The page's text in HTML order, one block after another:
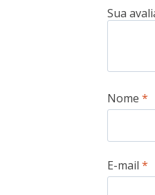
Nome *
E-mail *